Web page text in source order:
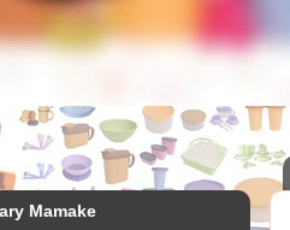
Mamake